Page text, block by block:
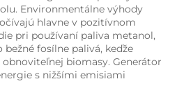
Environmentálne výhody
hlavne v pozitívnom
pri používaní paliva metanol,
bežné fosílne palivá, keďže
biomasy. Generátor
s nižšími emisiami